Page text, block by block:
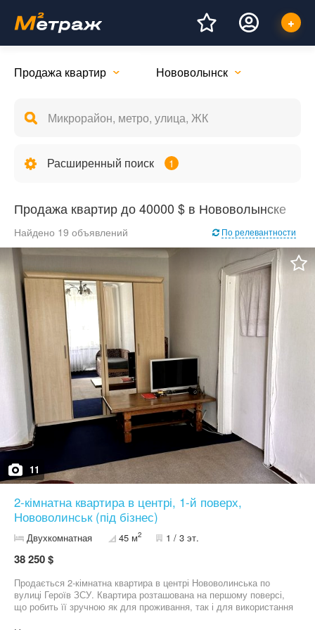
Продажа квартир Нововолынск
Расширенный поиск 1
Продажа квартир до 40000 $ в Нововолынске
Найдено 19 объявлений По релевантности
11
2-кімнатна квартира в центрі, 1-й поверх,
Нововолинськ (під бізнес)
Двухкомнатная 45 м2 1 / 3 эт.
38 250 $
Продається 2-кімнатна квартира в центрі Нововолинська по
вулиці Героїв ЗСУ. Квартира розташована на першому поверсі,
що робить її зручною як для проживання, так і для використання